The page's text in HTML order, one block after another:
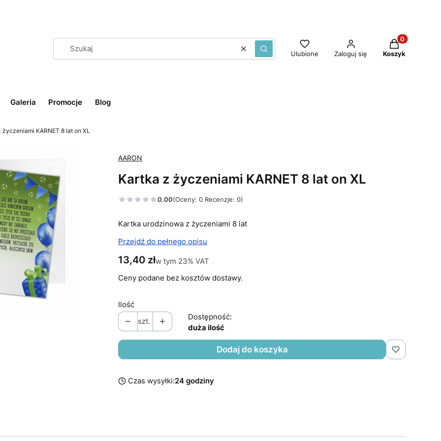
WyczyśćSzukaj Ulubione Zaloguj się
Produkty w
Koszyk
Galeria Promocje Blog
życzeniami KARNET 8 lat on XL
AARON
Kartka z życzeniami KARNET 8 lat on XL
0.00(Oceny: 0 Recenzje: 0)
Kartka urodzinowa z życzeniami 8 lat
Przejdź do pełnego opisu
Cena
13,40 złw tym 23% VAT
w tym 23% VAT
Ceny podane bez kosztów dostawy.
Ilość
szt.
Dostępność:
duża ilość
Dodaj do koszyka
Czas wysyłki:24 godziny